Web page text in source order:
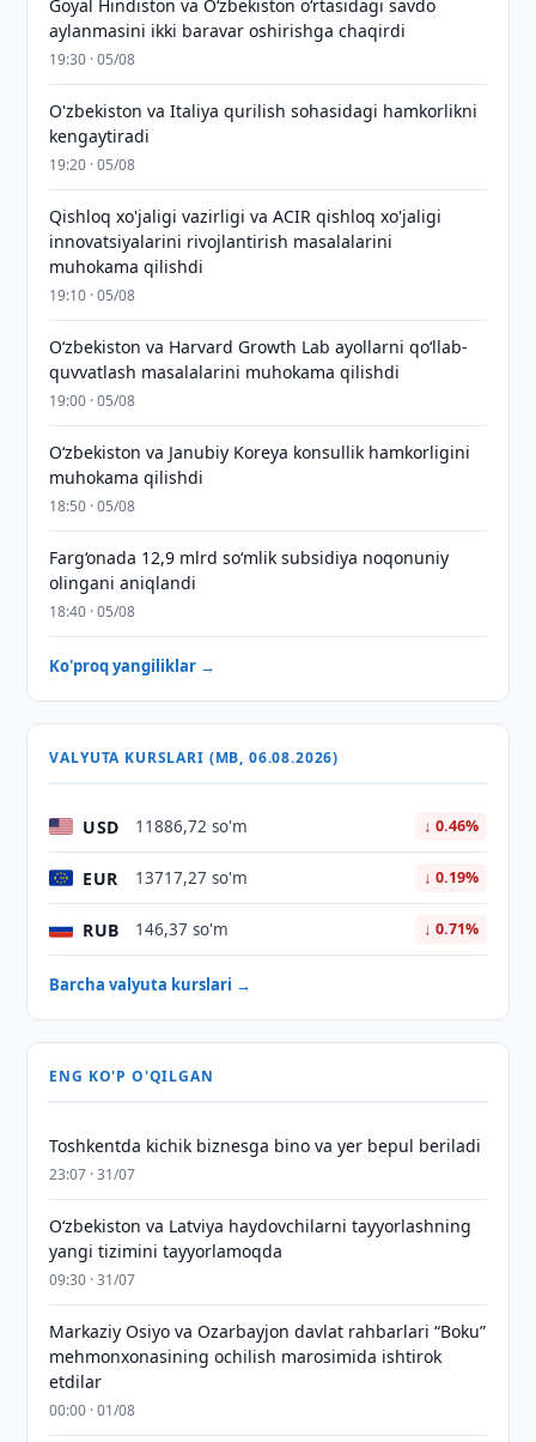
Goyal Hindiston va Oʻzbekiston oʻrtasidagi savdo
aylanmasini ikki baravar oshirishga chaqirdi
19:30 · 05/08
O'zbekiston va Italiya qurilish sohasidagi hamkorlikni
kengaytiradi
19:20 · 05/08
Qishloq xo'jaligi vazirligi va ACIR qishloq xo'jaligi
innovatsiyalarini rivojlantirish masalalarini
muhokama qilishdi
19:10 · 05/08
Oʻzbekiston va Harvard Growth Lab ayollarni qoʻllab-
quvvatlash masalalarini muhokama qilishdi
19:00 · 05/08
Oʻzbekiston va Janubiy Koreya konsullik hamkorligini
muhokama qilishdi
18:50 · 05/08
Farg‘onada 12,9 mlrd so‘mlik subsidiya noqonuniy
olingani aniqlandi
18:40 · 05/08
Ko'proq yangiliklar →
VALYUTA KURSLARI (MB, 06.08.2026)
USD 11886,72 so'm ↓ 0.46%
EUR 13717,27 so'm ↓ 0.19%
RUB 146,37 so'm ↓ 0.71%
Barcha valyuta kurslari →
ENG KO'P O'QILGAN
Toshkentda kichik biznesga bino va yer bepul beriladi
23:07 · 31/07
Oʻzbekiston va Latviya haydovchilarni tayyorlashning
yangi tizimini tayyorlamoqda
09:30 · 31/07
Markaziy Osiyo va Ozarbayjon davlat rahbarlari “Boku”
mehmonxonasining ochilish marosimida ishtirok
etdilar
00:00 · 01/08